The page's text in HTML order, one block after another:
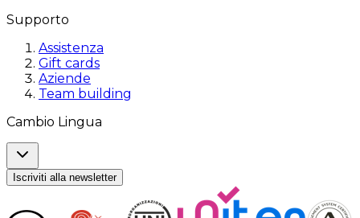
Supporto
Assistenza
Gift cards
Aziende
Team building
Cambio Lingua
Iscriviti alla newsletter